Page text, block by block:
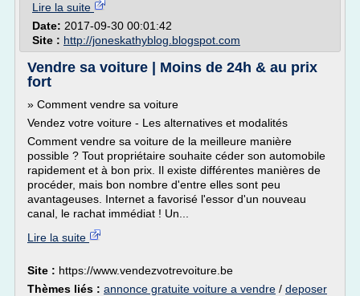
Lire la suite
Date: 2017-09-30 00:01:42
Site : http://joneskathyblog.blogspot.com
Vendre sa voiture | Moins de 24h & au prix
fort
» Comment vendre sa voiture
Vendez votre voiture - Les alternatives et modalités
Comment vendre sa voiture de la meilleure manière
possible ? Tout propriétaire souhaite céder son automobile
rapidement et à bon prix. Il existe différentes manières de
procéder, mais bon nombre d'entre elles sont peu
avantageuses. Internet a favorisé l'essor d'un nouveau
canal, le rachat immédiat ! Un...
Lire la suite
Site : https://www.vendezvotrevoiture.be
Thèmes liés : annonce gratuite voiture a vendre / deposer